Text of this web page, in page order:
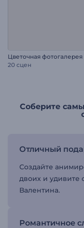
Цветочная фотогалерея
20 сцен
Соберите
Отличный
Создайте
двоих и удивите
Валентина.
Романтичное